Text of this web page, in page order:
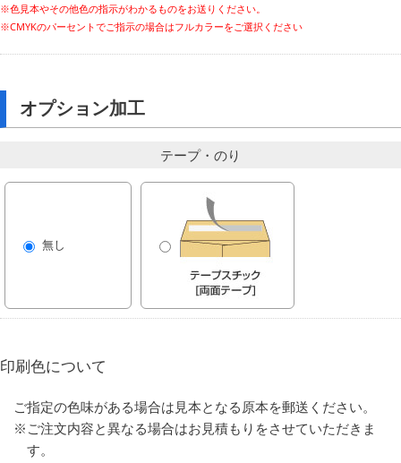
※色見本やその他色の指示がわかるものをお送りください。
※CMYKのパーセントでご指示の場合はフルカラーをご選択ください
オプション加工
テープ・のり
無し
印刷色について
ご指定の色味がある場合は見本となる原本を郵送ください。
※ご注文内容と異なる場合はお見積もりをさせていただきま
す。